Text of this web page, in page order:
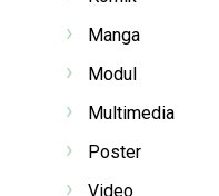
Manga
Modul
Multimedia
Poster
Video